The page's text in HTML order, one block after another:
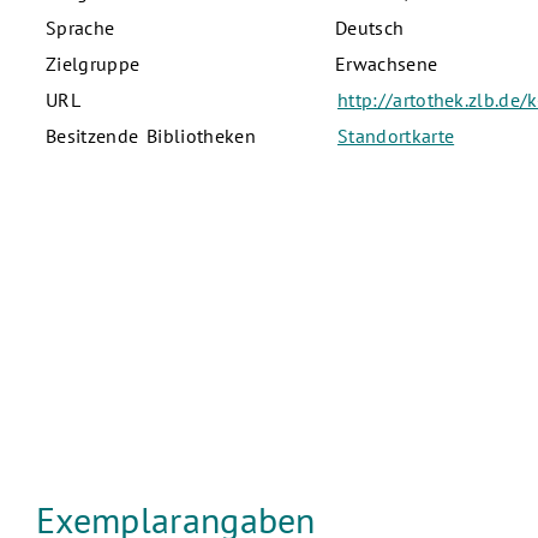
Sprache
Deutsch
Zielgruppe
Erwachsene
URL
http://artothek.zlb.de/
Besitzende Bibliotheken
Standortkarte
Exemplarangaben